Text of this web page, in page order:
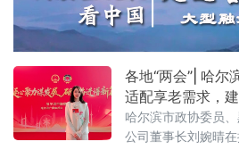
各地“两会”| 哈尔
适配享老需求，
式
哈尔滨市政协委员
公司董事长刘婉晴